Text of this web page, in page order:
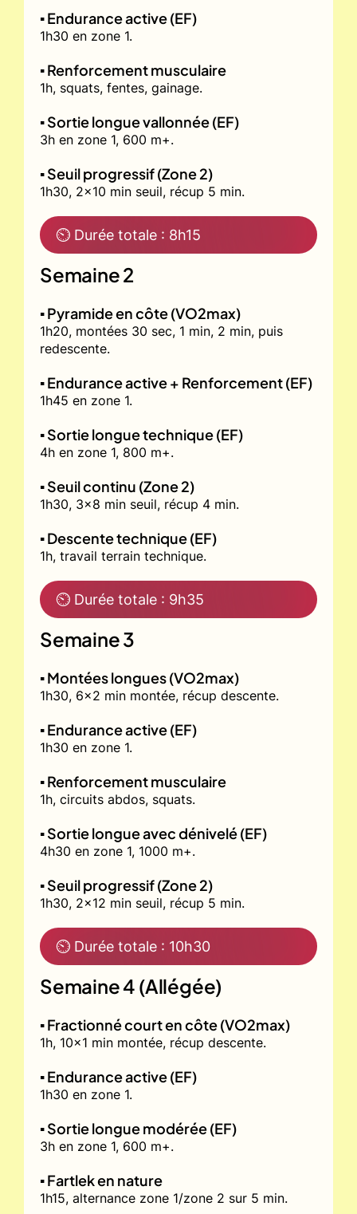
▪️ Endurance active (EF)
1h30 en zone 1.
▪️ Renforcement musculaire
1h, squats, fentes, gainage.
▪️ Sortie longue vallonnée (EF)
3h en zone 1, 600 m+.
▪️ Seuil progressif (Zone 2)
1h30, 2x10 min seuil, récup 5 min.
⏲ Durée totale : 8h15
Semaine 2
▪️ Pyramide en côte (VO2max)
1h20, montées 30 sec, 1 min, 2 min, puis
redescente.
▪️ Endurance active + Renforcement (EF)
1h45 en zone 1.
▪️ Sortie longue technique (EF)
4h en zone 1, 800 m+.
▪️ Seuil continu (Zone 2)
1h30, 3x8 min seuil, récup 4 min.
▪️ Descente technique (EF)
1h, travail terrain technique.
⏲ Durée totale : 9h35
Semaine 3
▪️ Montées longues (VO2max)
1h30, 6x2 min montée, récup descente.
▪️ Endurance active (EF)
1h30 en zone 1.
▪️ Renforcement musculaire
1h, circuits abdos, squats.
▪️ Sortie longue avec dénivelé (EF)
4h30 en zone 1, 1000 m+.
▪️ Seuil progressif (Zone 2)
1h30, 2x12 min seuil, récup 5 min.
⏲ Durée totale : 10h30
Semaine 4 (Allégée)
▪️ Fractionné court en côte (VO2max)
1h, 10x1 min montée, récup descente.
▪️ Endurance active (EF)
1h30 en zone 1.
▪️ Sortie longue modérée (EF)
3h en zone 1, 600 m+.
▪️ Fartlek en nature
1h15, alternance zone 1/zone 2 sur 5 min.